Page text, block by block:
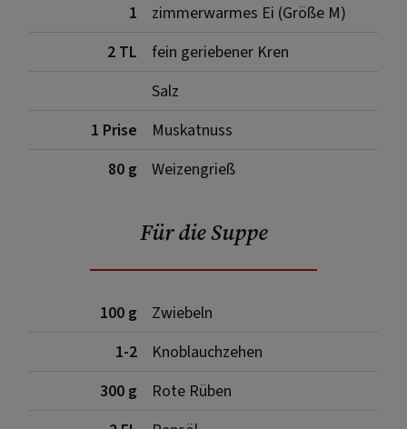
1
zimmerwarmes Ei (Größe M)
2 TL
fein geriebener Kren
Salz
1 Prise
Muskatnuss
80 g
Weizengrieß
Für die Suppe
100 g
Zwiebeln
1-2
Knoblauchzehen
300 g
Rote Rüben